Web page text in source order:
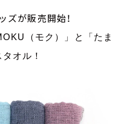
ズが販売開始！
（モク）」と「たま
オル！